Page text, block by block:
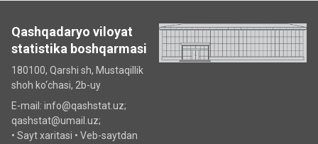
Qashqadaryo viloyat
statistika boshqarmasi
180100, Qarshi sh, Mustаqillik
shoh ko‘chаsi, 2b-uy
E-mail: info@qashstat.uz;
qashstat@umail.uz;
• Sayt xaritasi • Veb-saytdan